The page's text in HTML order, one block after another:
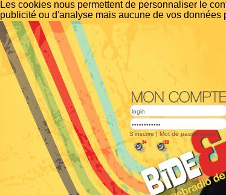
Les cookies nous permettent de personnaliser le
publicité ou d'analyse mais aucune de vos données
S'inscrire | Mot de passe perdu